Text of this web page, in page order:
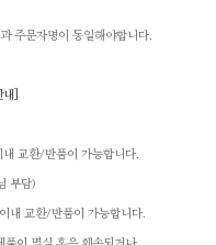
주문자명이 동일해야합니다.
교환/반품이 가능합니다.
부담)
내 교환/반품이 가능합니다.